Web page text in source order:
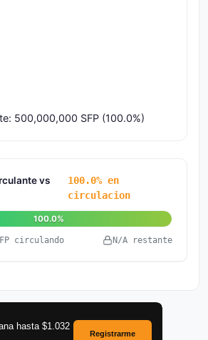
500,000,000 SFP (100.0%)
vs
100.0% en
circulacion
100.0%
circulando N/A restante